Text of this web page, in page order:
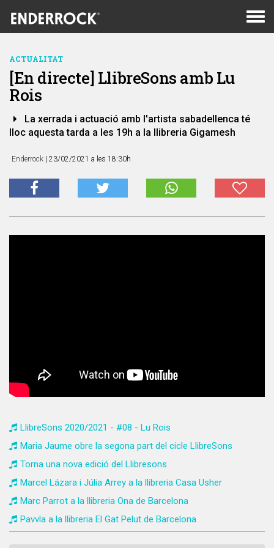
ACTUALITAT
[En directe] LlibreSons amb Lu
Rois
La xerrada i actuació amb l'artista sabadellenca té
lloc aquesta tarda a les 19h a la llibreria Gigamesh
Enderrock | 23/02/2021 a les 18:30h
LlibreSons 2020/2021 - #08 - Lu Rois
Maria Jaume obre la segona part del cicle LlibreSons
Torna una nova edició del Llibresons
Marcel Lázara i Júlia Arrey a la llibreria Casa Usher
Marc Parrot a la llibreria Ona de Barcelona
Pavvla a la llibreria El Gat Pelut de Barcelona